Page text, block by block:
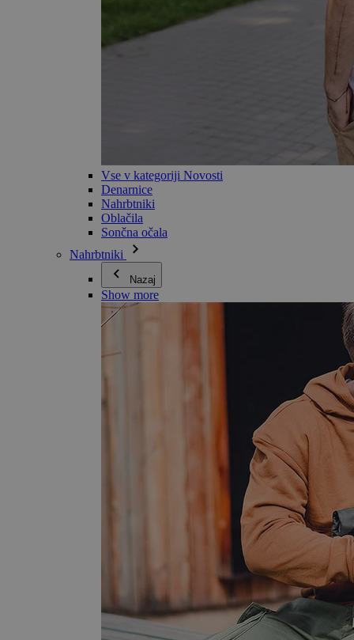
Vse v kategoriji Novosti
Denarnice
Nahrbtniki
Oblačila
Sončna očala
Nahrbtniki
Nazaj
Show more